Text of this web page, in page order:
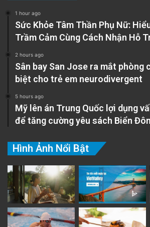
1 hour ago
Sức Khỏe Tâm Thần Phụ Nữ:
Trầm Cảm Cùng Cách Nhận Hỗ
2 hours ago
Sân bay San Jose ra mắt phòng
biệt cho trẻ em neurodivergent
5 hours ago
Mỹ lên án Trung Quốc lợi dụng
để tăng cường yêu sách Biển
Hình Ảnh Nổi Bật